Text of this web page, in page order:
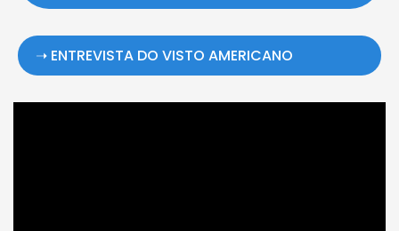
➝ ENTREVISTA DO VISTO AMERICANO